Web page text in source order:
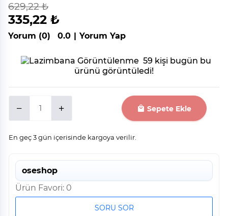
%47
indirim
629,22 ₺
335,22 ₺
Yorum (0) 0.0 | Yorum Yap
59 kişi bugün bu
ürünü görüntüledi!
Sepete Ekle
En geç 3 gün içerisinde kargoya verilir.
oseshop
Ürün Favori: 0
SORU SOR